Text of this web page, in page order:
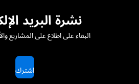
نشرة البريد
البقاء على اطلاع على المشاريع
اشترك